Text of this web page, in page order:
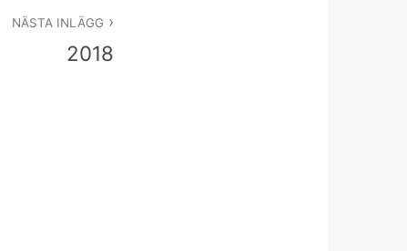
NÄSTA INLÄGG
2018